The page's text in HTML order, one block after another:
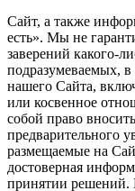
Сайт, а также
есть». Мы не
заверений какого-
подразумеваемых,
нашего Сайта,
или косвенное
собой право
предварительного
размещаемые на
достоверная
принятии решений.